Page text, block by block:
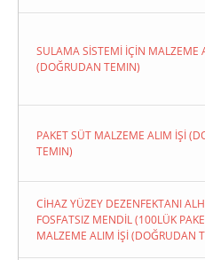
SULAMA SİSTEMİ İÇİN MALZEME
(DOĞRUDAN TEMIN)
PAKET SÜT MALZEME ALIM İŞİ
TEMIN)
CİHAZ YÜZEY DEZENFEKTANI
FOSFATSIZ MENDİL (100LÜK
MALZEME ALIM İŞİ (DOĞRUDAN